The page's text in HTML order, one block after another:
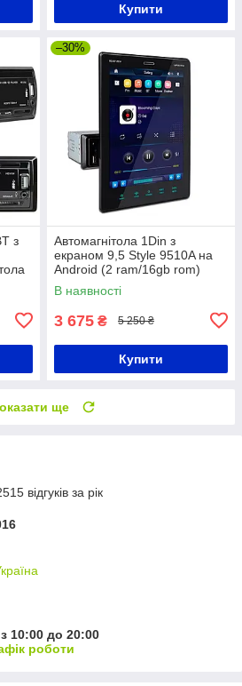
Купити
з
–30%
Автомагнітола 1Din з
екраном 9,5 Style 9510A на
Android (2 ram/16gb rom)
В наявності
3 675 ₴ 5 250 ₴
Купити
ще
відгуків за рік
10:00 до 20:00
роботи